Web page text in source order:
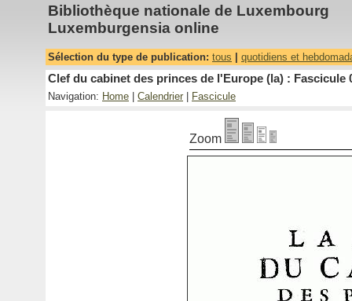
Bibliothèque nationale de Luxembourg
Luxemburgensia online
Sélection du type de publication: tous quotidiens et
Clef du cabinet des princes de l'Europe (la) : Fascicule
Navigation: Home Calendrier Fascicule
Zoom